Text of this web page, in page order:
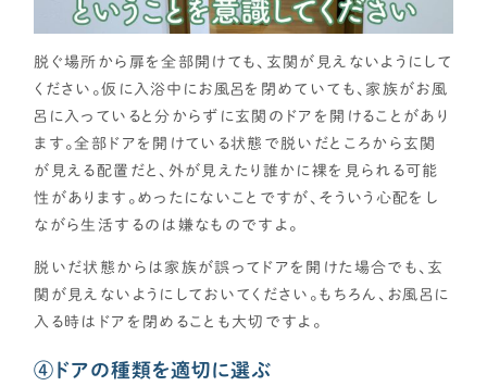
脱ぐ場所から扉を全部開けても、玄関が見えないようにして
ください。仮に入浴中にお風呂を閉めていても、家族がお風
呂に入っていると分からずに玄関のドアを開けることがあり
ます。全部ドアを開けている状態で脱いだところから玄関
が見える配置だと、外が見えたり誰かに裸を見られる可能
性があります。めったにないことですが、そういう心配をし
ながら生活するのは嫌なものですよ。
脱いだ状態からは家族が誤ってドアを開けた場合でも、玄
関が見えないようにしておいてください。もちろん、お風呂に
入る時はドアを閉めることも大切ですよ。
④ドアの種類を適切に選ぶ